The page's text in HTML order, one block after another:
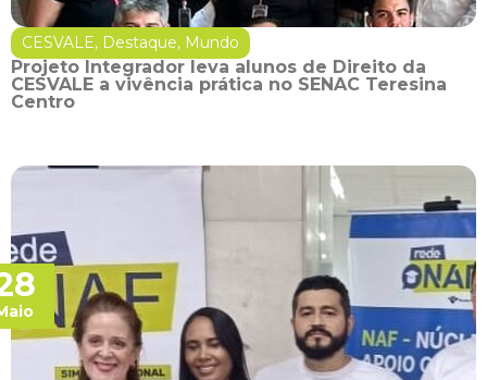
CESVALE, Destaque, Mundo
Projeto Integrador leva alunos de Direito da
CESVALE a vivência prática no SENAC Teresina
Centro